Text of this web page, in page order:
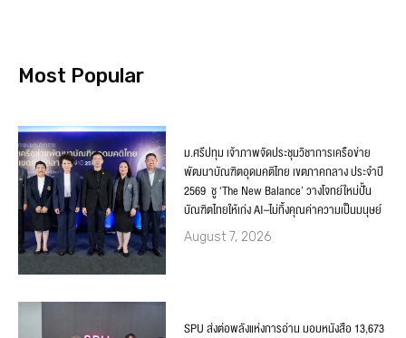
Most Popular
ม.ศรีปทุม เจ้าภาพจัดประชุมวิชาการเครือข่าย
พัฒนาบัณฑิตอุดมคติไทย เขตภาคกลาง ประจำปี
2569 ชู ‘The New Balance’ วางโจทย์ใหม่ปั้น
บัณฑิตไทยให้เก่ง AI–ไม่ทิ้งคุณค่าความเป็นมนุษย์
August 7, 2026
SPU ส่งต่อพลังแห่งการอ่าน มอบหนังสือ 13,673